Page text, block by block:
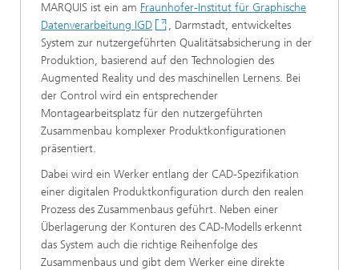
MARQUIS ist ein am Fraunhofer-Institut für Graphische
Datenverarbeitung IGD
, Darmstadt, entwickeltes
System zur nutzergeführten Qualitätsabsicherung in der
Produktion, basierend auf den Technologien des
Augmented Reality und des maschinellen Lernens. Bei
der Control wird ein entsprechender
Montagearbeitsplatz für den nutzergeführten
Zusammenbau komplexer Produktkonfigurationen
präsentiert.
Dabei wird ein Werker entlang der CAD-Spezifikation
einer digitalen Produktkonfiguration durch den realen
Prozess des Zusammenbaus geführt. Neben einer
Überlagerung der Konturen des CAD-Modells erkennt
das System auch die richtige Reihenfolge des
Zusammenbaus und gibt dem Werker eine direkte